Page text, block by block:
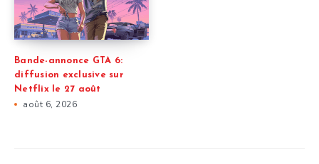
Bande-annonce GTA 6:
diffusion exclusive sur
Netflix le 27 août
août 6, 2026